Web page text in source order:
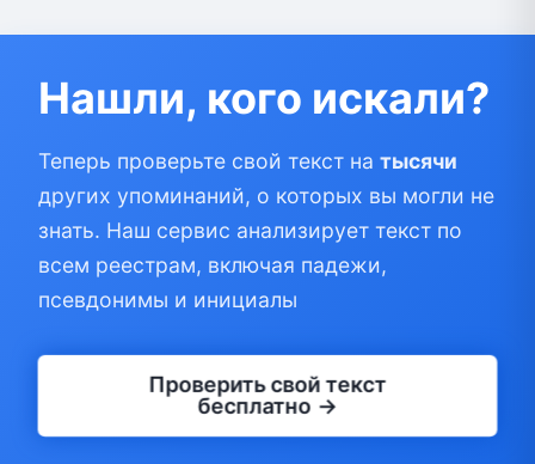
Нашли, кого искали?
Теперь проверьте свой текст на тысячи
других упоминаний, о которых вы могли не
знать. Наш сервис анализирует текст по
всем реестрам, включая падежи,
псевдонимы и инициалы
Проверить свой текст
бесплатно →